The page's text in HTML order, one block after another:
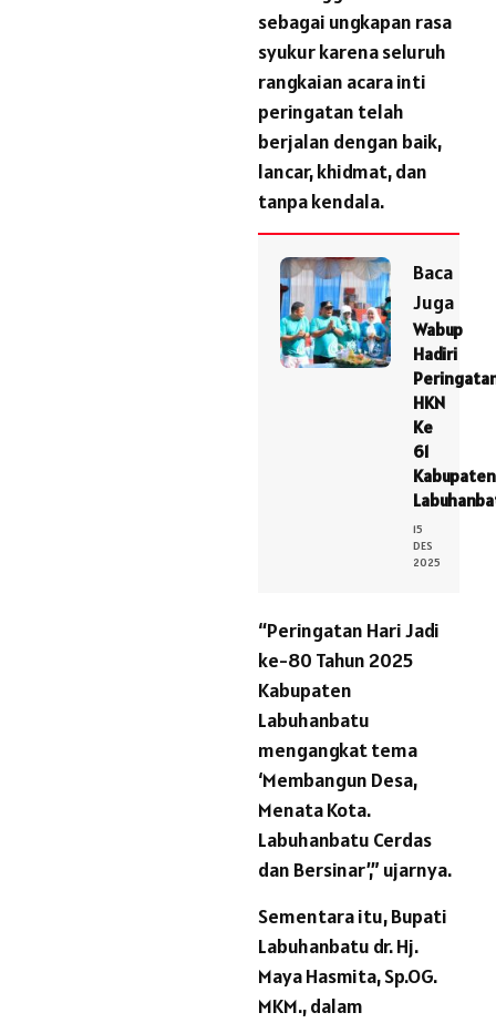
sebagai ungkapan rasa
syukur karena seluruh
rangkaian acara inti
peringatan telah
berjalan dengan baik,
lancar, khidmat, dan
tanpa kendala.
Baca
Juga
Wabup
Hadiri
HKN
Ke
61
Kabupaten
15
DES
2025
“Peringatan Hari Jadi
ke-80 Tahun 2025
Kabupaten
Labuhanbatu
mengangkat tema
‘Membangun Desa,
Menata Kota.
Labuhanbatu Cerdas
dan Bersinar’,” ujarnya.
Sementara itu, Bupati
Labuhanbatu dr. Hj.
Maya Hasmita, Sp.OG.
MKM., dalam